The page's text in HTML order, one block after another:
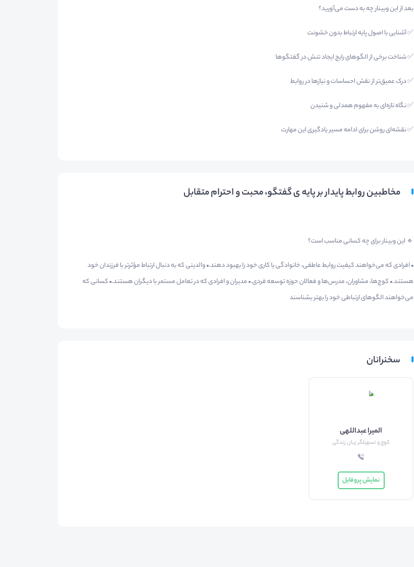
بعد از این وبینار چه به دست می‌آورید؟
✅ آشنایی با اصول پایه ارتباط بدون خشونت
✅ شناخت برخی از الگوهای رایج ایجاد تنش در گفتگوها
✅ درک عمیق‌تر از نقش احساسات و نیازها در روابط
✅ نگاه تازه‌ای به مفهوم همدلی و شنیدن
✅ نقشه‌ای روشن برای ادامه مسیر یادگیری این مهارت
مخاطبین روابط پایدار بر پایه ی گفتگو، محبت و احترام متقابل
🔹 این وبینار برای چه کسانی مناسب است؟
• افرادی که می‌خواهند کیفیت روابط عاطفی، خانوادگی یا کاری خود را بهبود دهند.• والدینی که به دنبال ارتباط مؤثرتر با فرزندان خود
هستند.• کوچ‌ها، مشاوران، مدرس‌ها و فعالان حوزه توسعه فردی.• مدیران و افرادی که در تعامل مستمر با دیگران هستند.• کسانی که
می‌خواهند الگوهای ارتباطی خود را بهتر بشناسند
سخنرانان
المیرا عبداللهی
کوچ و تسهیلگر زبان زندگی‌
نمایش پروفایل